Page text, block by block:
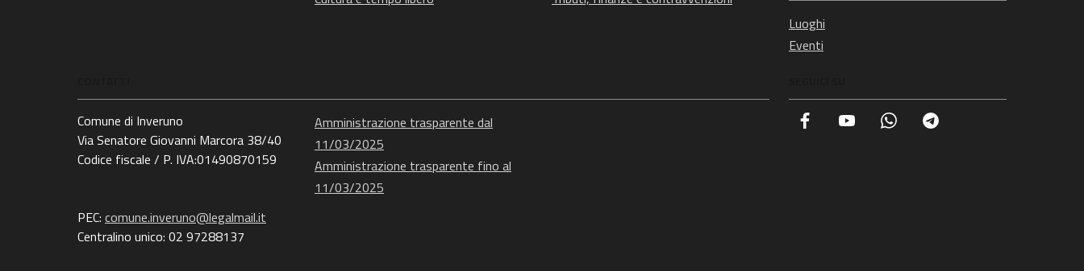
Luoghi
Eventi
Comune di Inveruno
Via Senatore Giovanni Marcora 38/40
Codice fiscale / P. IVA:01490870159
PEC: comune.inveruno@legalmail.it
Centralino unico: 02 97288137
Amministrazione trasparente dal
11/03/2025
Amministrazione trasparente fino al
11/03/2025
Facebook YouTube Whatsapp